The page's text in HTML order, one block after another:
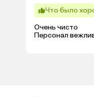
Что было
Очень чисто
Персонал